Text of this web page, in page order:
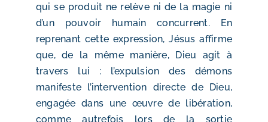
qui se produit ne relève ni de la magie ni
d’un pouvoir humain concurrent. En
reprenant cette expression, Jésus affirme
que, de la même manière, Dieu agit à
travers lui : l’expulsion des démons
manifeste l’intervention directe de Dieu,
engagée dans une œuvre de libération,
comme autrefois lors de la sortie